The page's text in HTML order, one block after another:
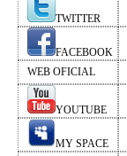
TWITTER
FACEBOOK
WEB OFICIAL
YOUTUBE
MY SPACE